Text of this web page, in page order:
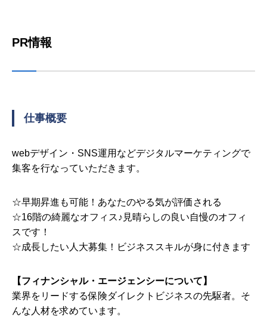
PR情報
仕事概要
webデザイン・SNS運用などデジタルマーケティングで
集客を行なっていただきます。
☆早期昇進も可能！あなたのやる気が評価される
☆16階の綺麗なオフィス♪見晴らしの良い自慢のオフィ
スです！
☆成長したい人大募集！ビジネススキルが身に付きます
【フィナンシャル・エージェンシーについて】
業界をリードする保険ダイレクトビジネスの先駆者。そ
んな人材を求めています。